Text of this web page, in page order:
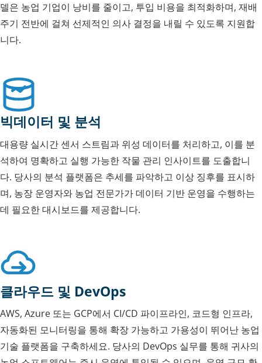
델은 농업 기업이 낭비를 줄이고, 투입 비용을 최적화하며, 재배
주기 전반에 걸쳐 선제적인 의사 결정을 내릴 수 있도록 지원합
니다.
빅데이터 및 분석
대용량 실시간 센서 스트림과 위성 데이터를 처리하고, 이를 분
석하여 명확하고 실행 가능한 작물 관리 인사이트를 도출합니
다. 당사의 분석 플랫폼은 추세를 파악하고 이상 징후를 표시하
며, 농장 운영자와 농업 전문가가 데이터 기반 운영을 수행하는
데 필요한 대시보드를 제공합니다.
클라우드 및 DevOps
AWS, Azure 또는 GCP에서 CI/CD 파이프라인, 코드형 인프라,
자동화된 모니터링을 통해 확장 가능하고 가용성이 뛰어난 농업
기술 플랫폼을 구축하세요. 당사의 DevOps 실무를 통해 귀사의